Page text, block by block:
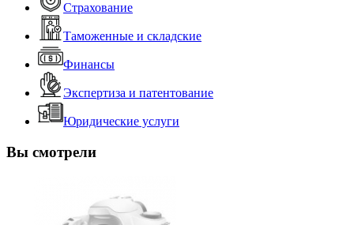
Страхование
Таможенные и складские
Финансы
Экспертиза и патентование
Юридические услуги
Вы смотрели